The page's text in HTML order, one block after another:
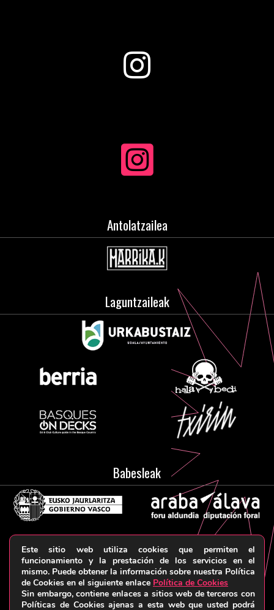
Antolatzailea
Laguntzaileak
Babesleak
Aviso legal y Política de privacidad
Términos y
condiciones
Política de cookies © HARRIKA KOLEKTIBOA, 2026
Este sitio web utiliza cookies que permiten el
funcionamiento y la prestación de los servicios en el
mismo. Puede obtener la información sobre nuestra Política
de Cookies en el siguiente enlace Política de Cookies
Sin embargo, contiene enlaces a sitios web de terceros con
Políticas de Cookies ajenas a esta web que usted podrá